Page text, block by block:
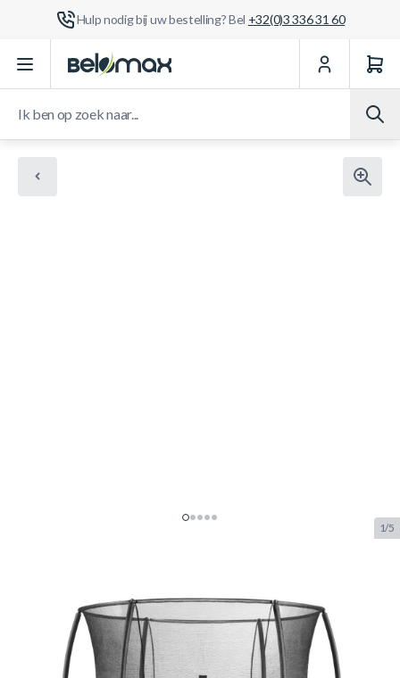
Hulp nodig bij uw bestelling? Bel +32(0)3 336 31 60
Ga naar de inhoud
1/5
Trampoline + Veiligheidsnet
SALTA.5077G